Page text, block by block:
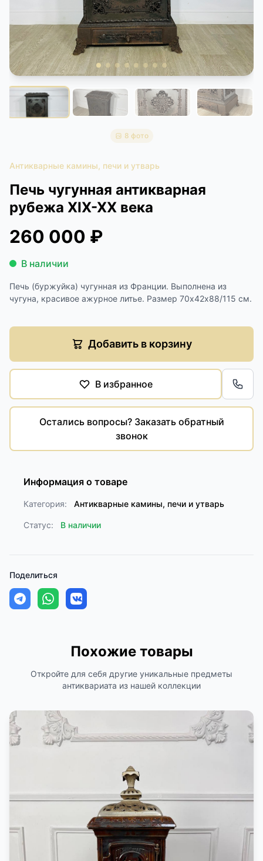
ДОСТАВКА И ОПЛАТА
8 фото
Антикварные камины, печи и утварь
Печь чугунная антикварная
рубежа XIX-XX века
260 000 ₽
В наличии
Печь (буржуйка) чугунная из Франции. Выполнена из
чугуна, красивое ажурное литье. Размер 70х42х88/115 см.
Добавить в корзину
В избранное
Остались вопросы? Заказать обратный
звонок
Информация о товаре
Категория: Антикварные камины, печи и утварь
Статус: В наличии
Поделиться
Похожие товары
Откройте для себя другие уникальные предметы
антиквариата из нашей коллекции